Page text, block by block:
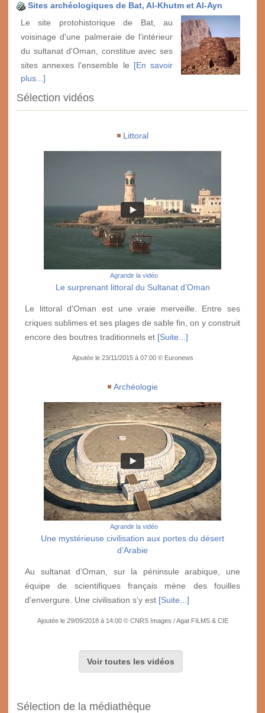
Sites archéologiques de Bat, Al-Khutm et Al-Ayn
Le site protohistorique de Bat, au
voisinage d'une palmeraie de l'intérieur
du sultanat d'Oman, constitue avec ses
sites annexes l'ensemble le [En savoir
plus...]
Sélection vidéos
Littoral
Agrandir la vidéo
Le surprenant littoral du Sultanat d’Oman
Le littoral d'Oman est une vraie merveille. Entre ses
criques sublimes et ses plages de sable fin, on y construit
encore des boutres traditionnels et [Suite...]
Ajoutée le 23/11/2015 à 07:00 © Euronews
Archéologie
Agrandir la vidéo
Une mystérieuse civilisation aux portes du désert
d’Arabie
Au sultanat d’Oman, sur la péninsule arabique, une
équipe de scientifiques français mène des fouilles
d'envergure. Une civilisation s’y est [Suite...]
Ajoutée le 29/09/2018 à 14:00 © CNRS Images / Agat FILMS & CIE
Voir toutes les vidéos
Sélection de la médiathèque